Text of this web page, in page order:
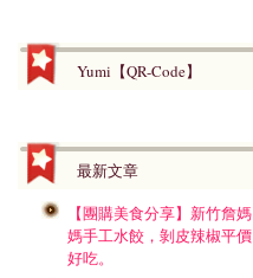
Yumi【QR-Code】
最新文章
【團購美食分享】新竹詹媽
媽手工水餃，剝皮辣椒平價
好吃。